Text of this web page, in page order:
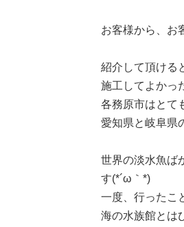
お客様から、お
紹介して頂ける
施工してよかっ
各務原市はとて
愛知県と岐阜県
世界の淡水魚ば
す(*´ω｀*)
一度、行ったこ
海の水族館とは